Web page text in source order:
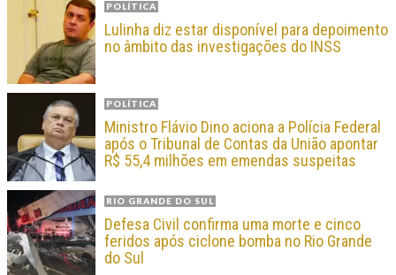
POLÍTICA
Lulinha diz estar disponível para depoimento
no âmbito das investigações do INSS
POLÍTICA
Ministro Flávio Dino aciona a Polícia Federal
após o Tribunal de Contas da União apontar
R$ 55,4 milhões em emendas suspeitas
RIO GRANDE DO SUL
Defesa Civil confirma uma morte e cinco
feridos após ciclone bomba no Rio Grande
do Sul